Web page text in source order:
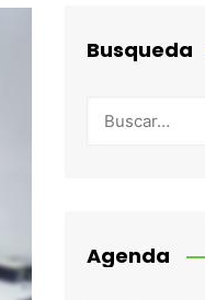
Busqueda
Agenda